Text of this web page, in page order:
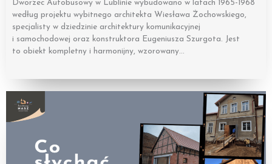
Dworzec Autobusowy w Lublinie wybudowano w latach 1965-1968
według projektu wybitnego architekta Wiesława Żochowskiego,
specjalisty w dziedzinie architektury komunikacyjnej
i samochodowej oraz konstruktora Eugeniusza Szurgota. Jest
to obiekt kompletny i harmonijny, wzorowany…